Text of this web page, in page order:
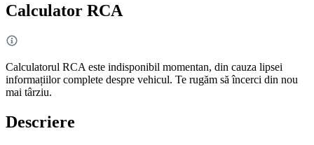
Calculator RCA
Calculatorul RCA este indisponibil momentan, din cauza lipsei
informațiilor complete despre vehicul. Te rugăm să încerci din nou
mai târziu.
Descriere